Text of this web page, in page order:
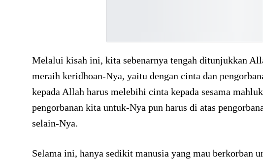
Melalui kisah ini, kita sebenarnya tengah ditunjukkan
meraih keridhoan-Nya, yaitu dengan cinta dan
kepada Allah harus melebihi cinta kepada sesama
pengorbanan kita untuk-Nya pun harus di atas
selain-Nya.
Selama ini, hanya sedikit manusia yang mau berkorban